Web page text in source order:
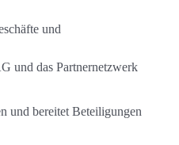
und
und das Partnernetzwerk
und bereitet Beteiligungen